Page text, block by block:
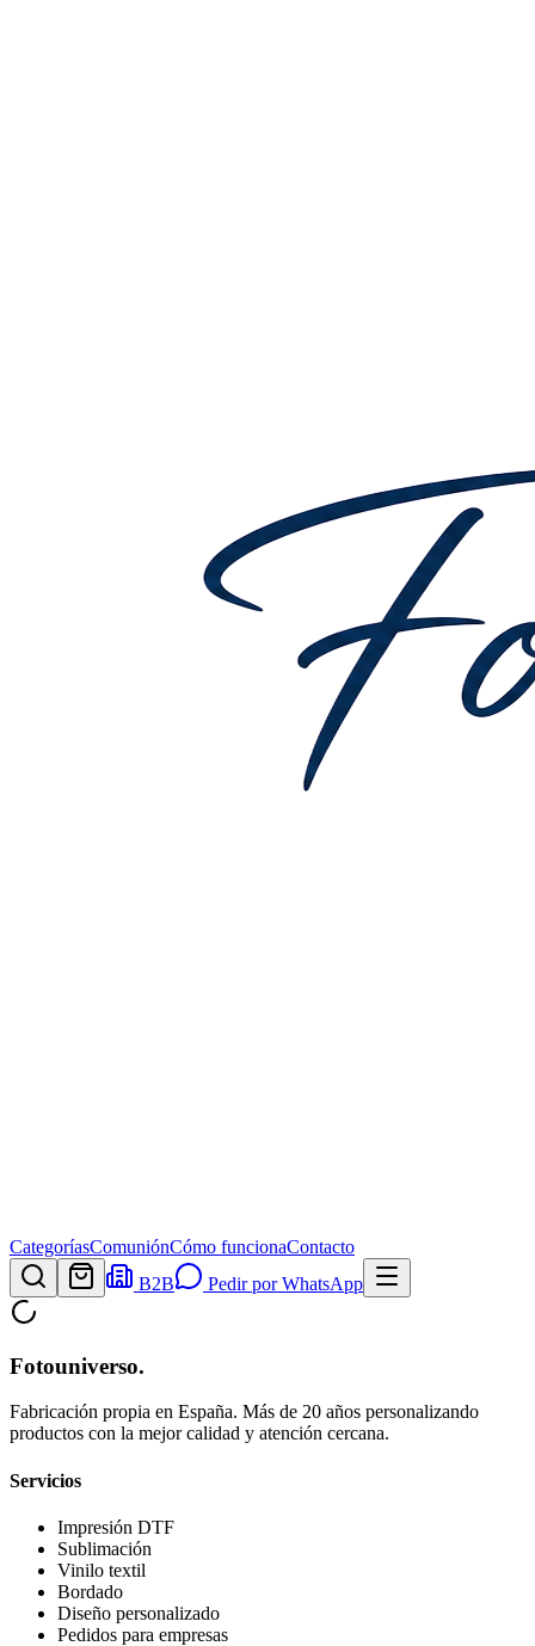
CategoríasComuniónCómo funcionaContacto
B2B
Pedir por WhatsApp
Fotouniverso.
Fabricación propia en España. Más de 20 años personalizando
productos con la mejor calidad y atención cercana.
Servicios
Impresión DTF
Sublimación
Vinilo textil
Bordado
Diseño personalizado
Pedidos para empresas